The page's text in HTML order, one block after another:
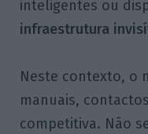
inteligentes ou
infraestrutura
Neste contexto, o
manuais,
competitiva. Não